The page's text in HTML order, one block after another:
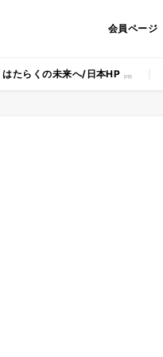
会員ページ
はたらくの未来へ/日本HP